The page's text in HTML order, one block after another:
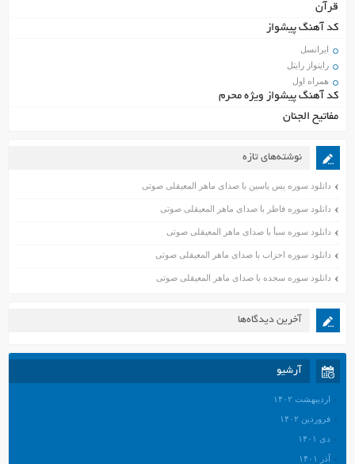
قرآن
کد آهنگ پیشواز
ایرانسل
راینواز رایتل
همراه اول
کد آهنگ پیشواز ویژه محرم
مفاتیح الجنان
نوشته‌های تازه
دانلود سوره یس یاسین با صدای ماهر المعیقلی صوتی
دانلود سوره فاطر با صدای ماهر المعیقلی صوتی
دانلود سوره سبأ با صدای ماهر المعیقلی صوتی
دانلود سوره احزاب با صدای ماهر المعیقلی صوتی
دانلود سوره سجده با صدای ماهر المعیقلی صوتی
آخرین دیدگاه‌ها
آرشیو
اردیبهشت ۱۴۰۲
فروردین ۱۴۰۲
دی ۱۴۰۱
آذر ۱۴۰۱